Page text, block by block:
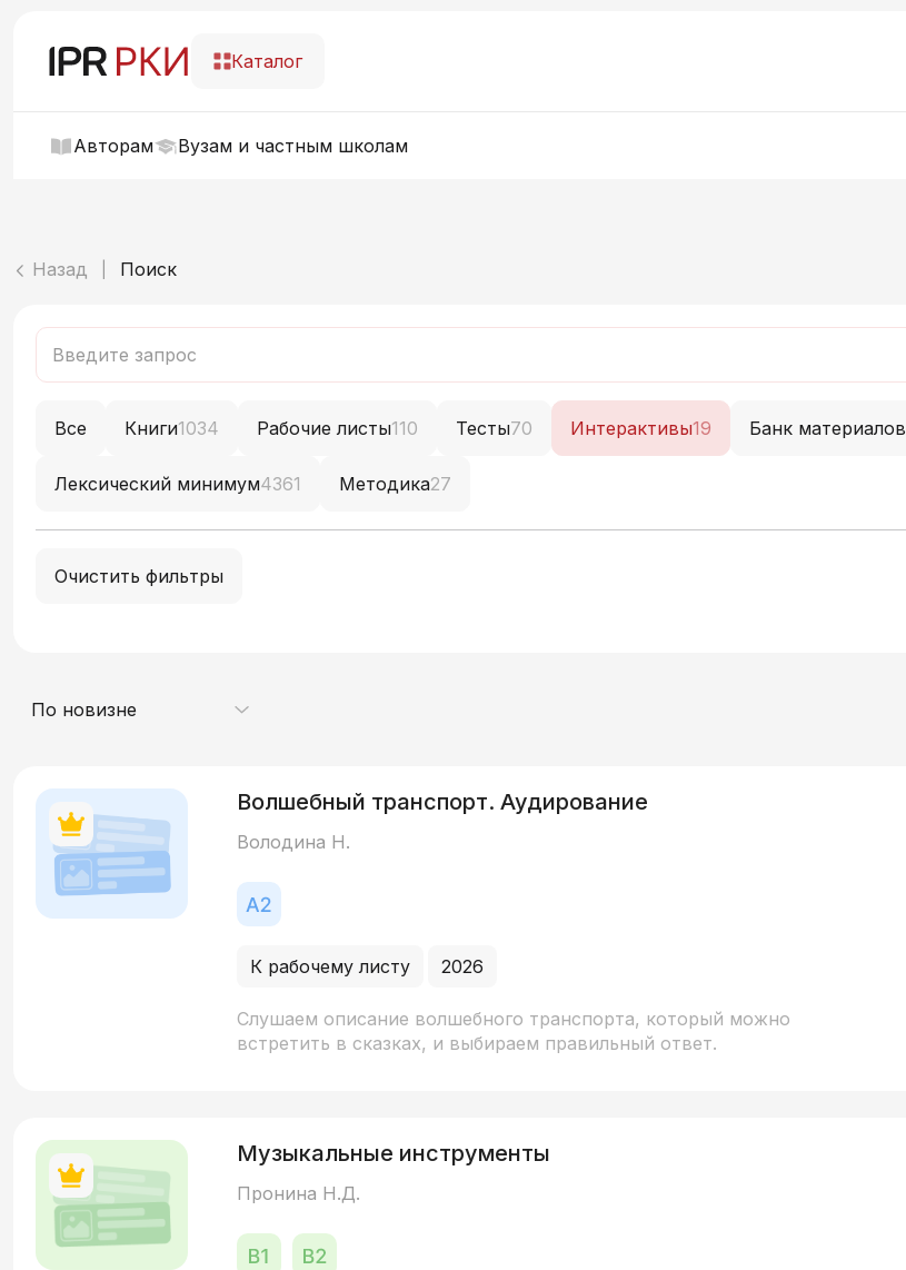
Каталог
Авторам Вузам и частным школам
Назад Поиск
Все Книги1034 Рабочие листы110 Тесты70 Интерактивы19 Банк материалов
Лексический минимум4361 Методика27
Очистить фильтры
По новизне
Волшебный транспорт. Аудирование
Володина Н.
К рабочему листу 2026
Слушаем описание волшебного транспорта, который можно
встретить в сказках, и выбираем правильный ответ.
Музыкальные инструменты
Пронина Н.Д.